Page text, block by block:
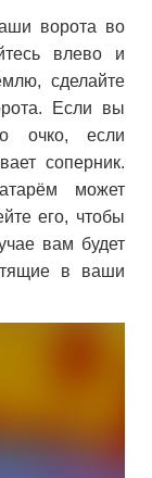
ворота во
влево и
сделайте
Если вы
очко, если
соперник.
может
его, чтобы
вам будет
в ваши